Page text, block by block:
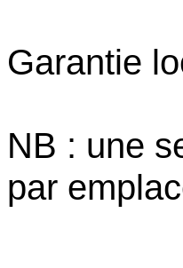
Garantie
NB : une
par